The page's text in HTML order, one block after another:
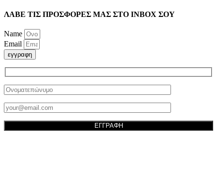
ΛΑΒΕ ΤΙΣ ΠΡΟΣΦΟΡΕΣ ΜΑΣ ΣΤΟ ΙΝΒΟΧ ΣΟΥ
Name
Email
εγγραφη